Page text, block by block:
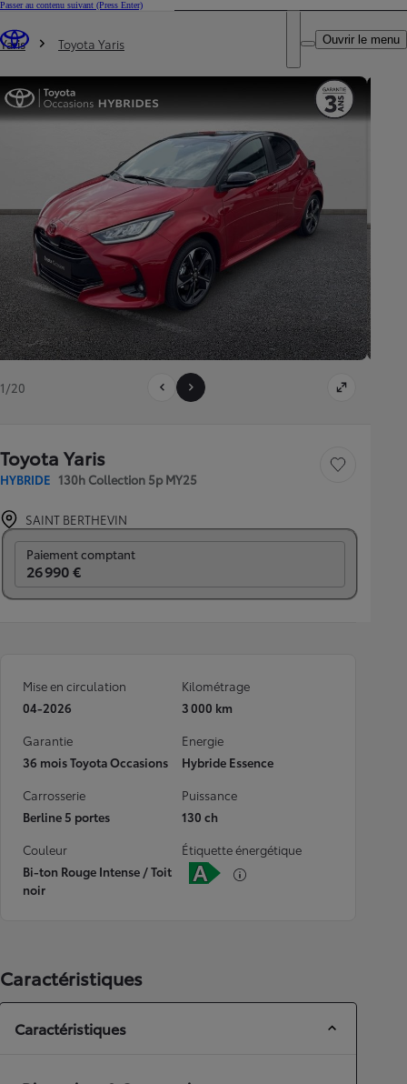
Passer au contenu suivant (Press Enter)
Trouvez un partenaire Toyota
DEALER NAME
Ouvrir le menu
Vous êtes ici
Yaris Toyota Yaris
1/20
Toyota Yaris
HYBRIDE 130h Collection 5p MY25
Sauvegarder le
SAINT BERTHEVIN
Paiement comptant
26 990 €
Mise en circulation
04-2026
Kilométrage
3 000 km
Garantie
36 mois Toyota Occasions
Energie
Hybride Essence
Carrosserie
Berline 5 portes
Puissance
130 ch
Couleur
Bi-ton Rouge Intense / Toit
noir
Étiquette énergétique
Caractéristiques
Caractéristiques